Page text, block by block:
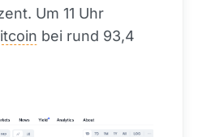
Um 11 Uhr
bei rund 93,4